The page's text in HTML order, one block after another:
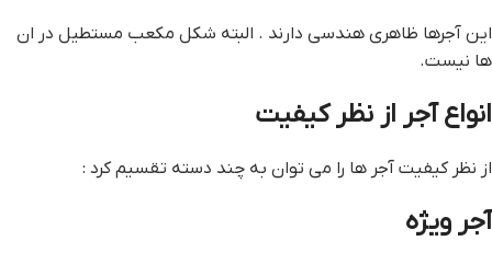
این آجرها ظاهری هندسی دارند . البته شکل مکعب مستطیل در ان
ها نیست.
انواع آجر از نظر کیفیت
از نظر کیفیت آجر ها را می توان به چند دسته تقسیم کرد :
آجر ویژه